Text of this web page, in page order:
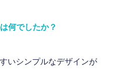
何でしたか？
シンプルなデザインが